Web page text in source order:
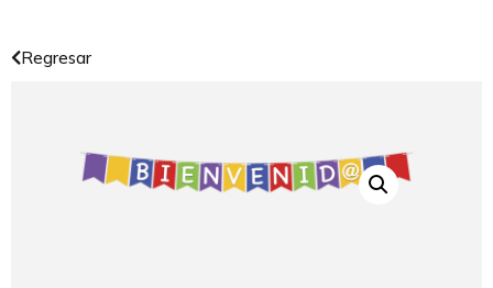
Regresar